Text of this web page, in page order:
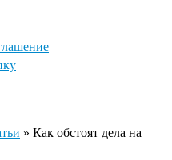
» Как обстоят дела на